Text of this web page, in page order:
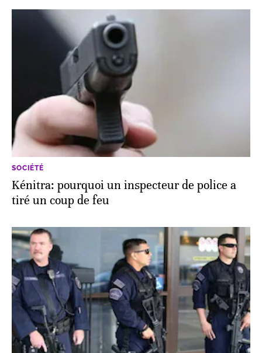
SOCIÉTÉ
Kénitra: pourquoi un inspecteur de police a
tiré un coup de feu